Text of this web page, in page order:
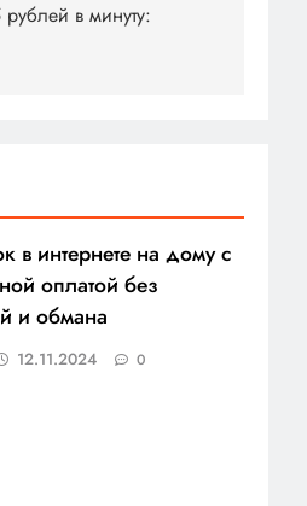
рублей в минуту:
в интернете на дому с
оплатой без
и обмана
12.11.2024 0